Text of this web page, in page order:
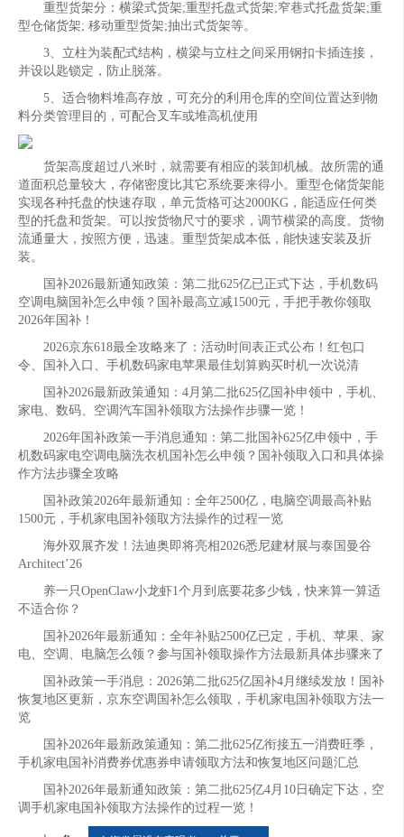
重型货架分：横梁式货架;重型托盘式货架;窄巷式托盘货架;重
型仓储货架; 移动重型货架;抽出式货架等。
3、立柱为装配式结构，横梁与立柱之间采用钢扣卡插连接，
并设以匙锁定，防止脱落。
5、适合物料堆高存放，可充分的利用仓库的空间位置达到物
料分类管理目的，可配合叉车或堆高机使用
货架高度超过八米时，就需要有相应的装卸机械。故所需的通
道面积总量较大，存储密度比其它系统要来得小。重型仓储货架能
实现各种托盘的快速存取，单元货格可达2000KG，能适应任何类
型的托盘和货架。可以按货物尺寸的要求，调节横梁的高度。货物
流通量大，按照方便，迅速。重型货架成本低，能快速安装及折
装。
国补2026最新通知政策：第二批625亿已正式下达，手机数码
空调电脑国补怎么申领？国补最高立减1500元，手把手教你领取
2026年国补！
2026京东618最全攻略来了：活动时间表正式公布！红包口
令、国补入口、手机数码家电苹果最佳划算购买时机一次说清
国补2026最新政策通知：4月第二批625亿国补申领中，手机、
家电、数码、空调汽车国补领取方法操作步骤一览！
2026年国补政策一手消息通知：第二批国补625亿申领中，手
机数码家电空调电脑洗衣机国补怎么申领？国补领取入口和具体操
作方法步骤全攻略
国补政策2026年最新通知：全年2500亿，电脑空调最高补贴
1500元，手机家电国补领取方法操作的过程一览
海外双展齐发！法迪奥即将亮相2026悉尼建材展与泰国曼谷
Architect’26
养一只OpenClaw小龙虾1个月到底要花多少钱，快来算一算适
不适合你？
国补2026年最新通知：全年补贴2500亿已定，手机、苹果、家
电、空调、电脑怎么领？参与国补领取操作方法最新具体步骤来了
国补政策一手消息：2026第二批625亿国补4月继续发放！国补
恢复地区更新，京东空调国补怎么领取，手机家电国补领取方法一
览
国补2026年最新政策通知：第二批625亿衔接五一消费旺季，
手机家电国补消费券优惠券申请领取方法和恢复地区问题汇总
国补2026年最新通知政策：第二批625亿4月10日确定下达，空
调手机家电国补领取方法操作的过程一览！